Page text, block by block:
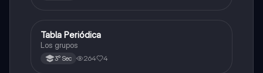
Química
Tabla Periódica
Los grupos
3° Sec 264 4